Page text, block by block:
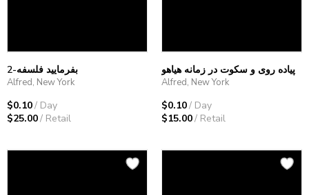
بفرمایید فلسفه-2
Alfred, New York
$0.10/ Day
$25.00/ Retail
پیاده روی و سکوت در زمانه هیاهو
Alfred, New York
$0.10/ Day
$15.00/ Retail